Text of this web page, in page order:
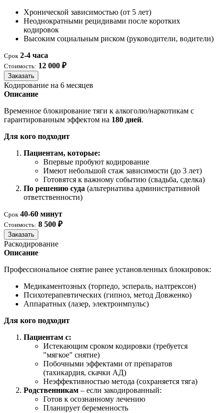
Хронической зависимостью (от 5 лет)
Неоднократными рецидивами после коротких
кодировок
Высоким социальным риском (руководители, водители)
Срок 2-4 часа
Стоимость: 12 000 ₽
Заказать
Кодирование на 6 месяцев
Описание
Временное блокирование тяги к алкоголю/наркотикам с
гарантированным эффектом на 180 дней.
Для кого подходит
Пациентам, которые:
Впервые пробуют кодирование
Имеют небольшой стаж зависимости (до 3 лет)
Готовятся к важному событию (свадьба, сделка)
По решению суда (альтернатива административной
ответственности)
Срок 40-60 минут
Стоимость: 8 500 ₽
Заказать
Раскодирование
Описание
Профессиональное снятие ранее установленных блокировок:
Медикаментозных (торпедо, эспераль, налтрексон)
Психотерапевтических (гипноз, метод Довженко)
Аппаратных (лазер, электроимпульс)
Для кого подходит
Пациентам с:
Истекающим сроком кодировки (требуется
"мягкое" снятие)
Побочными эффектами от препаратов
(тахикардия, скачки АД)
Неэффективностью метода (сохраняется тяга)
Родственникам – если закодированный:
Готов к осознанному лечению
Планирует беременность